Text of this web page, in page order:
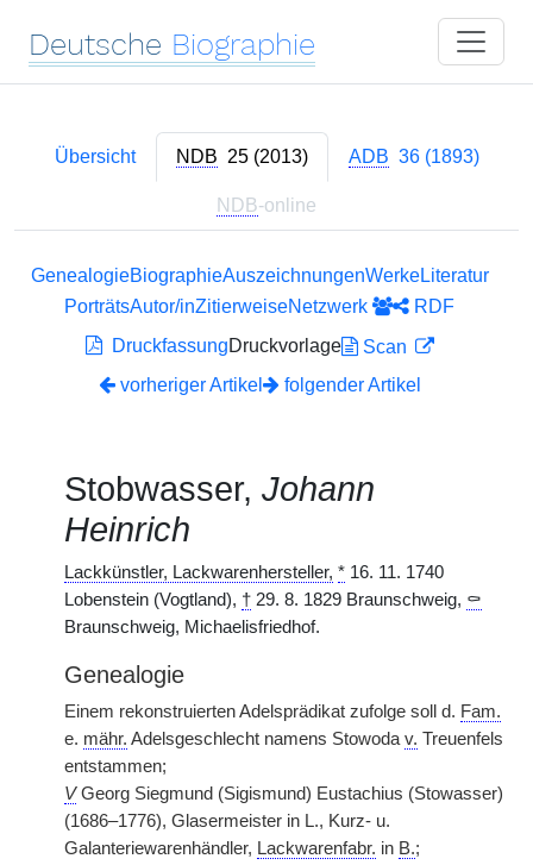
Deutsche Biographie
Übersicht NDB 25 (2013) ADB 36 (1893)
NDB-online
GenealogieBiographieAuszeichnungenWerkeLiteratur
PorträtsAutor/inZitierweiseNetzwerk
RDF
DruckfassungDruckvorlage
Scan
vorheriger Artikel
folgender Artikel
Stobwasser, Johann
Heinrich
Lackkünstler, Lackwarenhersteller, * 16. 11. 1740
Lobenstein (Vogtland), † 29. 8. 1829 Braunschweig, ⚰
Braunschweig, Michaelisfriedhof.
Genealogie
Einem rekonstruierten Adelsprädikat zufolge soll d. Fam.
e. mähr. Adelsgeschlecht namens Stowoda v. Treuenfels
entstammen;
VGeorg Siegmund (Sigismund) Eustachius (Stowasser)
(1686–1776), Glasermeister in L., Kurz- u.
Galanteriewarenhändler, Lackwarenfabr. in B.;